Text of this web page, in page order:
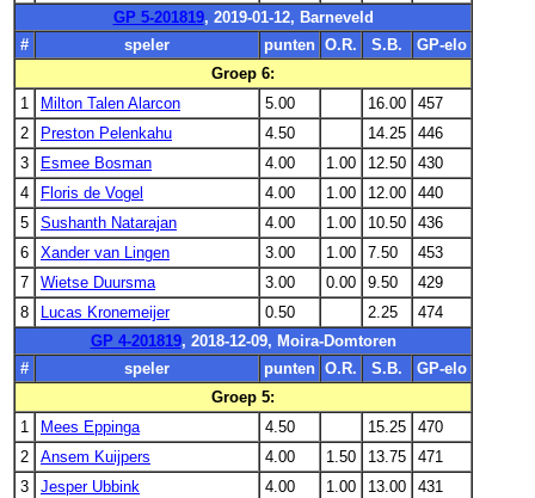
GP 5-201819, 2019-01-12, Barneveld
#
speler punten O.R. S.B.
GP-elo
Groep 6:
1
Milton Talen Alarcon 5.00 16.00
457
2
Preston Pelenkahu 4.50 14.25
446
3
Esmee Bosman 4.00 1.00 12.50
430
4
Floris de Vogel 4.00 1.00 12.00
440
5
Sushanth Natarajan 4.00 1.00 10.50
436
6
Xander van Lingen 3.00 1.00 7.50
453
7
Wietse Duursma 3.00 0.00 9.50
429
8
Lucas Kronemeijer 0.50 2.25
474
GP 4-201819, 2018-12-09, Moira-Domtoren
#
speler punten O.R. S.B.
GP-elo
Groep 5:
1
Mees Eppinga 4.50 15.25
470
2
Ansem Kuijpers 4.00 1.50 13.75
471
3
Jesper Ubbink 4.00 1.00 13.00
431